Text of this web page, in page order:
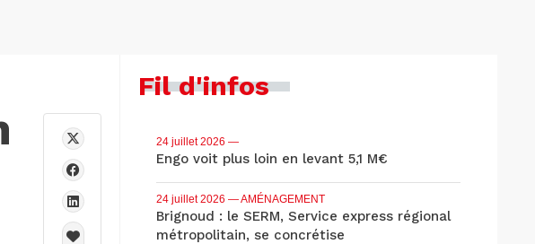
Fil d'infos
24 juillet 2026 —
Engo voit plus loin en levant 5,1 M€
24 juillet 2026 — AMÉNAGEMENT
Brignoud : le SERM, Service express régional
métropolitain, se concrétise